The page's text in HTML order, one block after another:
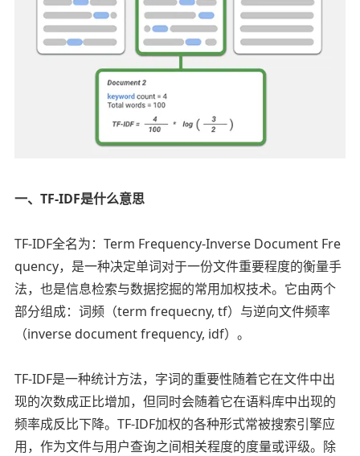
一、TF-IDF是什么意思
TF-IDF全名为：Term Frequency-Inverse Document Fre
quency，是一种决定单词对于一份文件重要程度的衡量手
法，也是信息检索与数据挖掘的常用加权技术。它由两个
部分组成：词频（term frequecny, tf）与逆向文件频率
（inverse document frequency, idf）。
TF-IDF是一种统计方法，字词的重要性随着它在文件中出
现的次数成正比增加，但同时会随着它在语料库中出现的
频率成反比下降。TF-IDF加权的各种形式常被搜索引擎应
用，作为文件与用户查询之间相关程度的度量或评级。除